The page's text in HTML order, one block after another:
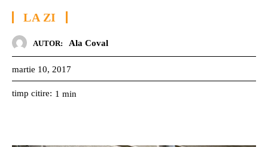
LA ZI
AUTOR: Ala Coval
martie 10, 2017
timp citire: 1 min